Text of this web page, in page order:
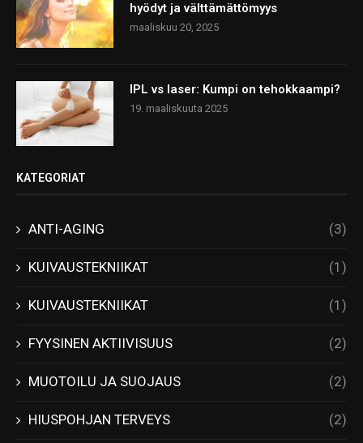
hyödyt ja välttämättömyys
maaliskuu 20, 2025
IPL vs laser: Kumpi on tehokkaampi?
19. maaliskuuta 2025
KATEGORIAT
ANTI-AGING (3)
KUIVAUSTEKNIIKAT (1)
KUIVAUSTEKNIIKAT (1)
FYYSINEN AKTIIVISUUS (2)
MUOTOILU JA SUOJAUS (2)
HIUSPOHJAN TERVEYS (2)